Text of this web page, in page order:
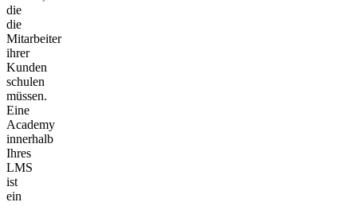
die
die
Mitarbeiter
ihrer
Kunden
schulen
müssen.
Eine
Academy
innerhalb
Ihres
LMS
ist
ein